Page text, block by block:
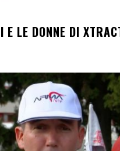
E LE DONNE DI